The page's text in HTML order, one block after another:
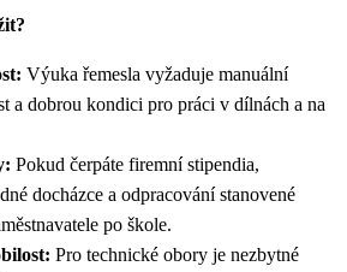
Výuka řemesla vyžaduje manuální
a dobrou kondici pro práci v dílnách a na
Pokud čerpáte firemní stipendia,
docházce a odpracování stanovené
po škole.
Pro technické obory je nezbytné